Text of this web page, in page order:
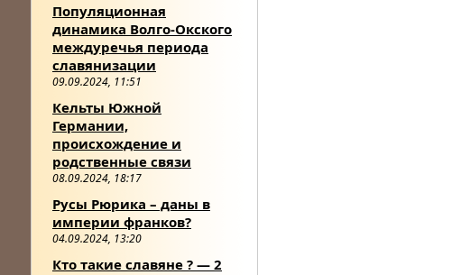
Популяционная
динамика Волго-Окского
междуречья периода
славянизации
09.09.2024, 11:51
Кельты Южной
Германии,
происхождение и
родственные связи
08.09.2024, 18:17
Русы Рюрика – даны в
империи франков?
04.09.2024, 13:20
Кто такие славяне ? — 2